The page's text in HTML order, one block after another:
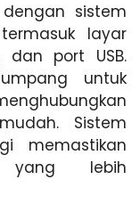
sistem
layar
dan port USB.
untuk
Sistem
memastikan
yang lebih